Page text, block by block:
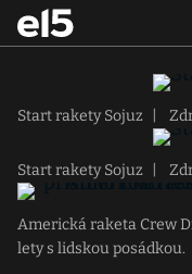
Start rakety Sojuz
Start rakety Sojuz
Americká raketa Crew
lety s lidskou posádkou.